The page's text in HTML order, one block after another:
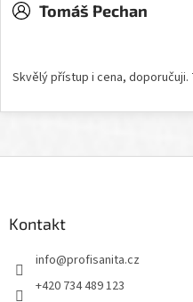
Tomáš Pechan
Skvělý přístup i cena, doporučuji.
Kontakt
info@profisanita.cz
+420 734 489 123